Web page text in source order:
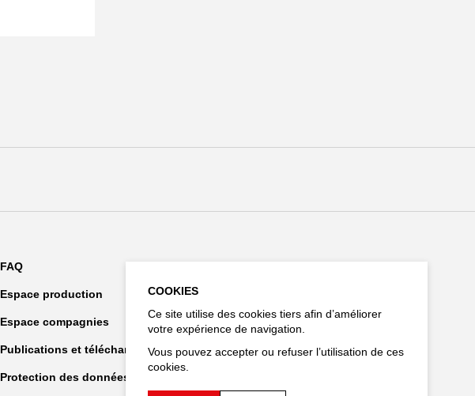
FAQ
Espace production
Espace compagnies
Publications et téléchargements
Protection des données personnelles
COOKIES
Ce site utilise des cookies tiers afin d’améliorer
votre expérience de navigation.
Vous pouvez accepter ou refuser l’utilisation de ces
cookies.